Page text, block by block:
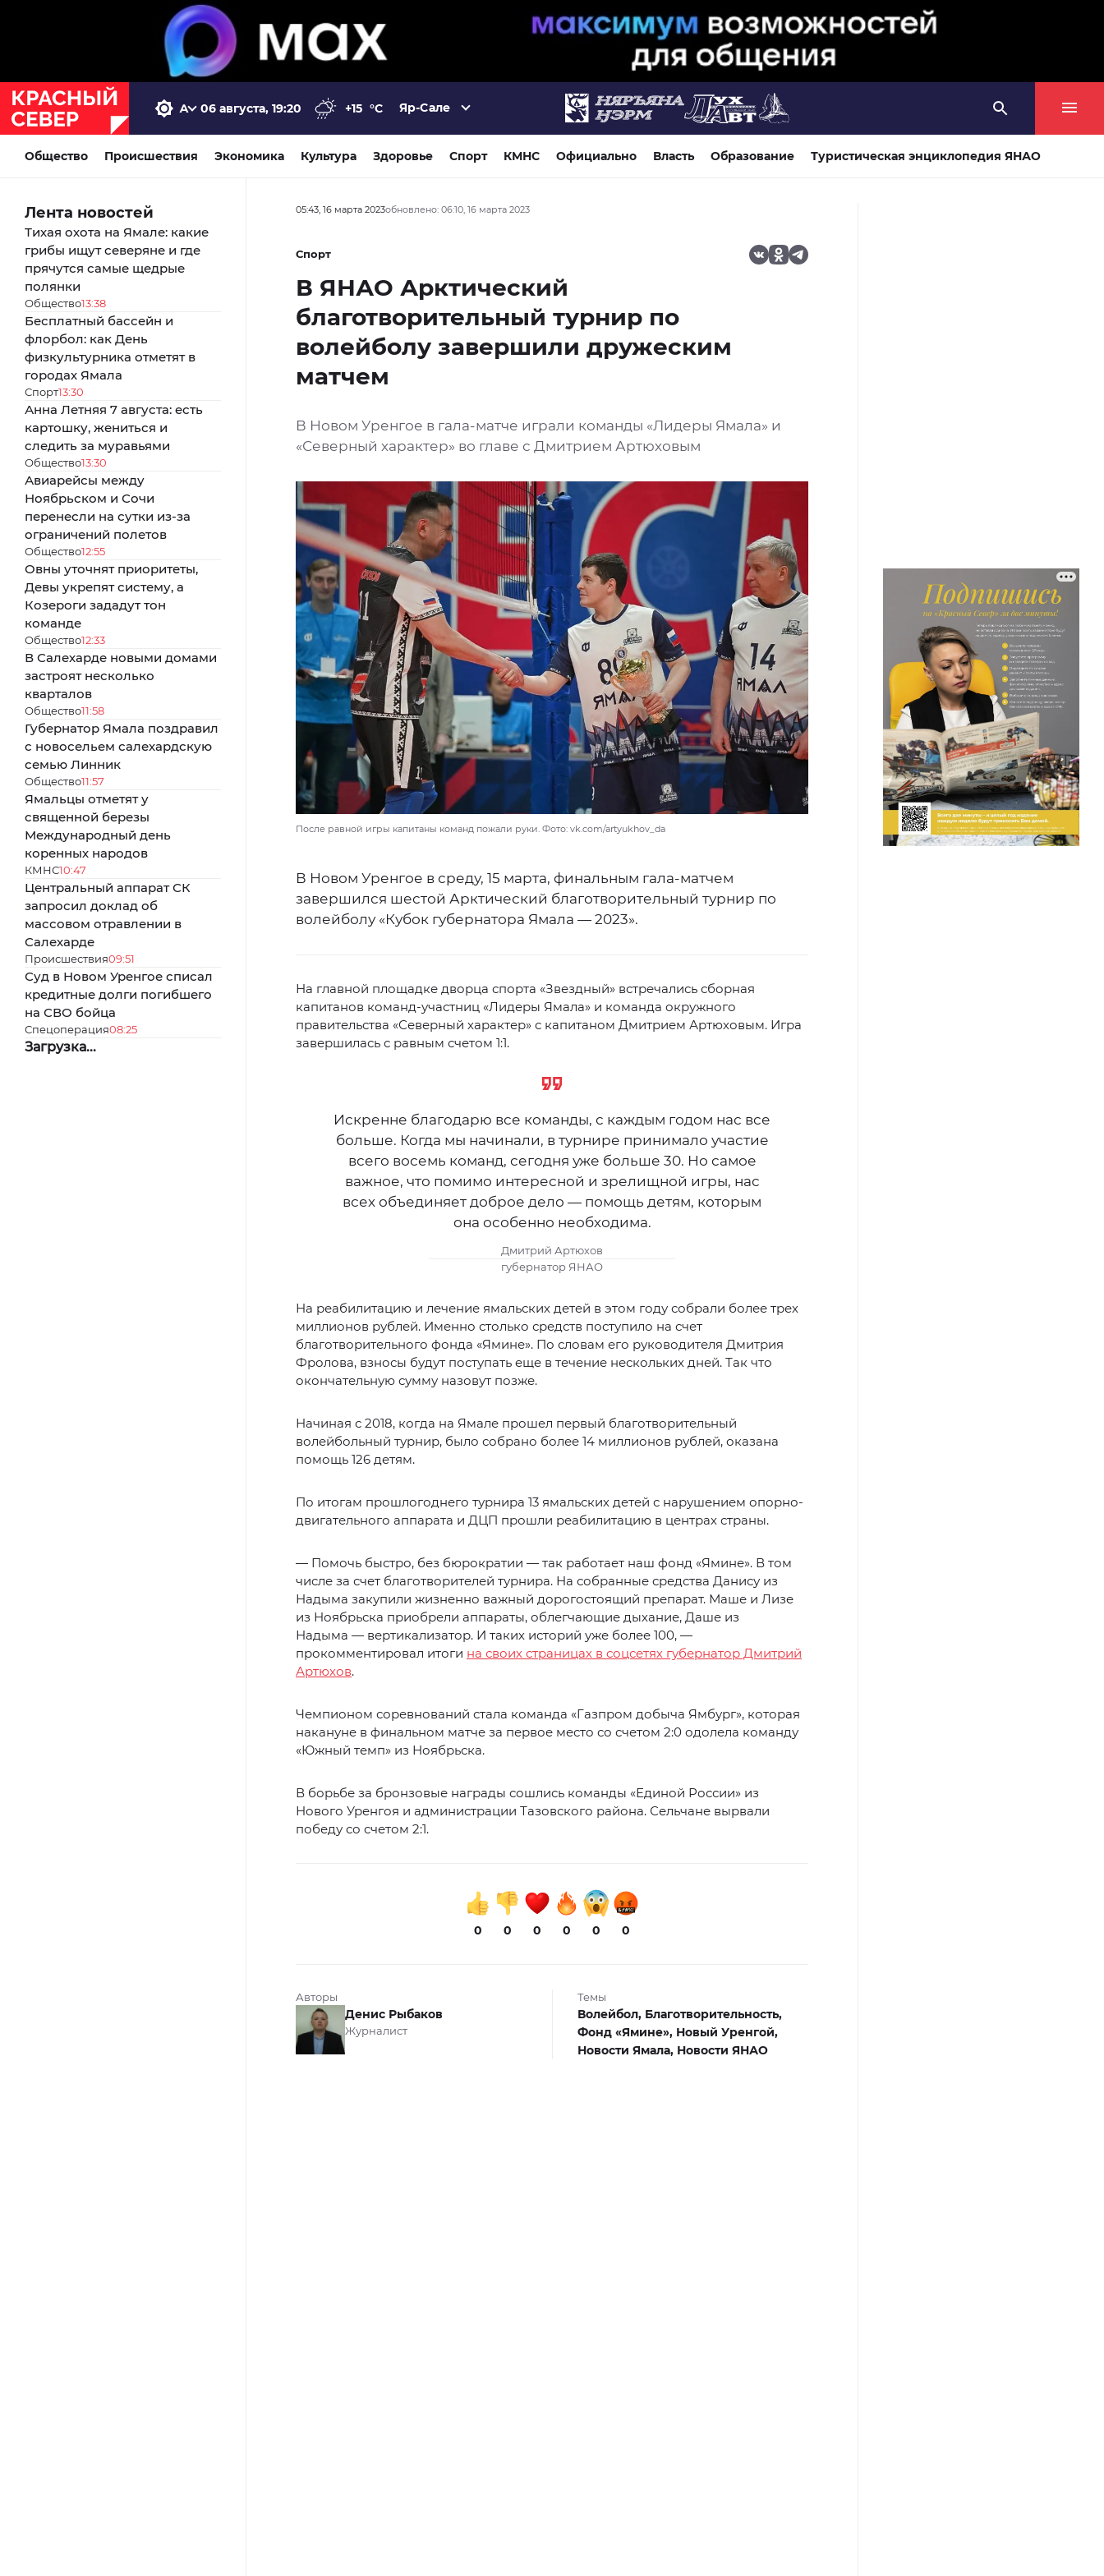
06 августа, 19:20 +15 °C Яр-Сале
Общество Происшествия Экономика Культура Здоровье Спорт КМНС Официально Власть Образование Туристическая энциклопедия ЯНАО
Лента новостей
Тихая охота на Ямале: какие
грибы ищут северяне и где
прячутся самые щедрые
полянки
Общество13:38
Бесплатный бассейн и
флорбол: как День
физкультурника отметят в
городах Ямала
Спорт13:30
Анна Летняя 7 августа: есть
картошку, жениться и
следить за муравьями
Общество13:30
Авиарейсы между
Ноябрьском и Сочи
перенесли на сутки из-за
ограничений полетов
Общество12:55
Овны уточнят приоритеты,
Девы укрепят систему, а
Козероги зададут тон
команде
Общество12:33
В Салехарде новыми домами
застроят несколько
кварталов
Общество11:58
Губернатор Ямала поздравил
с новосельем салехардскую
семью Линник
Общество11:57
Ямальцы отметят у
священной березы
Международный день
коренных народов
КМНС10:47
Центральный аппарат СК
запросил доклад об
массовом отравлении в
Салехарде
Происшествия09:51
Суд в Новом Уренгое списал
кредитные долги погибшего
на СВО бойца
Спецоперация08:25
Загрузка...
05:43, 16 марта 2023обновлено: 06:10, 16 марта 2023
Спорт
В ЯНАО Арктический
благотворительный турнир по
волейболу завершили дружеским
матчем
В Новом Уренгое в гала-матче играли команды «Лидеры Ямала» и
«Северный характер» во главе с Дмитрием Артюховым
После равной игры капитаны команд пожали руки. Фото: vk.com/artyukhov_da
В Новом Уренгое в среду, 15 марта, финальным гала-матчем
завершился шестой Арктический благотворительный турнир по
волейболу «Кубок губернатора Ямала — 2023».
На главной площадке дворца спорта «Звездный» встречались сборная
капитанов команд-участниц «Лидеры Ямала» и команда окружного
правительства «Северный характер» с капитаном Дмитрием Артюховым. Игра
завершилась с равным счетом 1:1.
Искренне благодарю все команды, с каждым годом нас все
больше. Когда мы начинали, в турнире принимало участие
всего восемь команд, сегодня уже больше 30. Но самое
важное, что помимо интересной и зрелищной игры, нас
всех объединяет доброе дело — помощь детям, которым
она особенно необходима.
Дмитрий Артюхов
губернатор ЯНАО
На реабилитацию и лечение ямальских детей в этом году собрали более трех
миллионов рублей. Именно столько средств поступило на счет
благотворительного фонда «Ямине». По словам его руководителя Дмитрия
Фролова, взносы будут поступать еще в течение нескольких дней. Так что
окончательную сумму назовут позже.
Начиная с 2018, когда на Ямале прошел первый благотворительный
волейбольный турнир, было собрано более 14 миллионов рублей, оказана
помощь 126 детям.
По итогам прошлогоднего турнира 13 ямальских детей с нарушением опорно-
двигательного аппарата и ДЦП прошли реабилитацию в центрах страны.
— Помочь быстро, без бюрократии — так работает наш фонд «Ямине». В том
числе за счет благотворителей турнира. На собранные средства Данису из
Надыма закупили жизненно важный дорогостоящий препарат. Маше и Лизе
из Ноябрьска приобрели аппараты, облегчающие дыхание, Даше из
Надыма — вертикализатор. И таких историй уже более 100, —
прокомментировал итоги на своих страницах в соцсетях губернатор Дмитрий
Артюхов.
Чемпионом соревнований стала команда «Газпром добыча Ямбург», которая
накануне в финальном матче за первое место со счетом 2:0 одолела команду
«Южный темп» из Ноябрьска.
В борьбе за бронзовые награды сошлись команды «Единой России» из
Нового Уренгоя и администрации Тазовского района. Сельчане вырвали
победу со счетом 2:1.
0 0 0 0 0 0
Авторы
Денис Рыбаков
Журналист
Темы
Волейбол, Благотворительность,
Фонд «Ямине», Новый Уренгой,
Новости Ямала, Новости ЯНАО